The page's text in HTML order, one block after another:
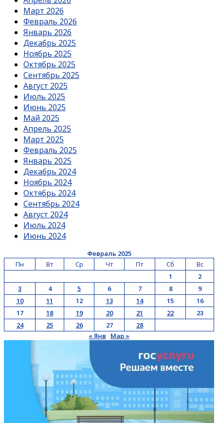
Март 2026
Февраль 2026
Январь 2026
Декабрь 2025
Ноябрь 2025
Октябрь 2025
Сентябрь 2025
Август 2025
Июль 2025
Июнь 2025
Май 2025
Апрель 2025
Март 2025
Февраль 2025
Январь 2025
Декабрь 2024
Ноябрь 2024
Октябрь 2024
Сентябрь 2024
Август 2024
Июль 2024
Июнь 2024
Февраль 2025
Пн
Вт Ср Чт Пт Сб
Вс
1
2
3
4 5 6 7 8
9
10
11 12 13 14 15
16
17
18 19 20 21 22
23
24
25 26 27
28
« Янв
Мар »